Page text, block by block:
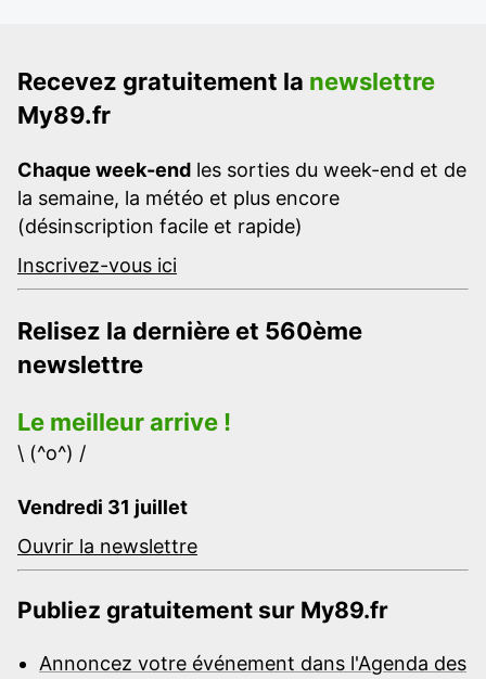
Recevez gratuitement la newslettre
My89.fr
Chaque week-end les sorties du week-end et de
la semaine, la météo et plus encore
(désinscription facile et rapide)
Inscrivez-vous ici
Relisez la dernière et 560ème
newslettre
Le meilleur arrive !
\ (^o^) /
Vendredi 31 juillet
Ouvrir la newslettre
Publiez gratuitement sur My89.fr
Annoncez votre événement dans l'Agenda des